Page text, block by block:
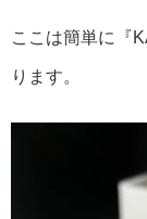
ここは簡単に『
ります。